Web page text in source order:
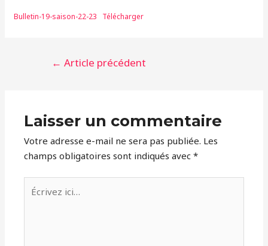
Bulletin-19-saison-22-23 Télécharger
Navigation
← Article précédent
Laisser un commentaire
Votre adresse e-mail ne sera pas publiée. Les
champs obligatoires sont indiqués avec*
ici…